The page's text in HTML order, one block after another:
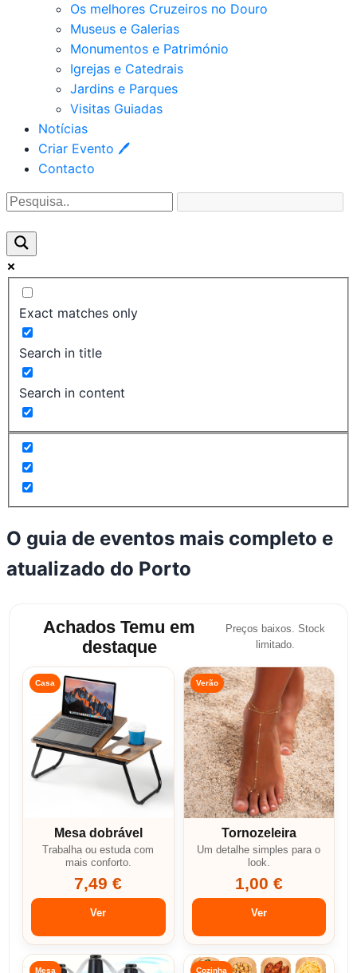
Os melhores Cruzeiros no Douro​
Museus e Galerias
Monumentos e Património
Igrejas e Catedrais
Jardins e Parques
Visitas Guiadas
Notícias
Criar Evento 🖊
Contacto
Exact matches only
Search in title
Search in content
O guia de eventos mais completo e
atualizado do Porto
Achados Temu em
destaque
Preços baixos. Stock
limitado.
Casa
Mesa dobrável
Trabalha ou estuda com
mais conforto.
7,49 €
Ver
Verão
Tornozeleira
Um detalhe simples para o
look.
1,00 €
Ver
Mesa Cozinha